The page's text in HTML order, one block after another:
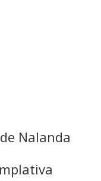
Nalanda